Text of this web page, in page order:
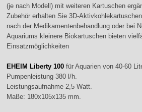
(je nach Modell) mit weiteren Kartuschen
Zubehör erhalten Sie 3D-
nach der Medikamentenbehandlung oder bei
Aquariums kleinere Biokartuschen bieten
Einsatzmöglichkeiten
EHEIM Liberty 100für Aquarien von 40-60
Pumpenleistung 380 l/h.
Leistungsaufnahme 2,5 Watt.
Maße: 180x105x135 mm.